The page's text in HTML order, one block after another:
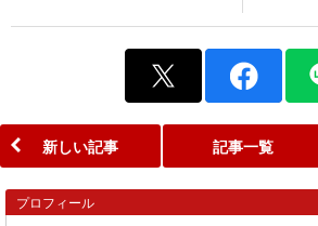
新しい記事 記事一覧
プロフィール